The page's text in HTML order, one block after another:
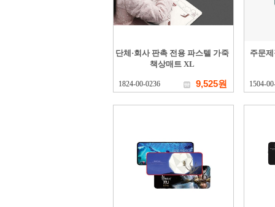
단체·회사 판촉 전용 파스텔 가죽
책상매트 XL
1824-00-0236 9,525원
주문
1504-